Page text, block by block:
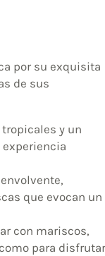
por su exquisita
de sus
y un
que evocan un
con mariscos,
para disfrutar